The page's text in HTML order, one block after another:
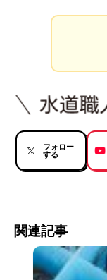
フォロー
する
関連記事